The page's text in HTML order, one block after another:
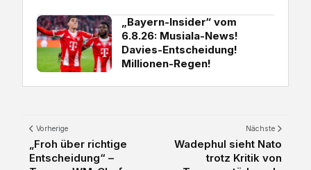
„Bayern-Insider“ vom
6.8.26: Musiala-News!
Davies-Entscheidung!
Millionen-Regen!
Vorherige
„Froh über richtige
Entscheidung“ –
Nächste
Wadephul sieht Nato
trotz Kritik von